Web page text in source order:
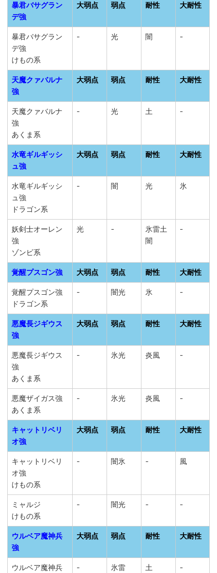
暴君バサグラン
デ強
大弱点 弱点 耐性 大耐性
暴君バサグラン
デ強
けもの系
- 光 闇 -
天魔クァバルナ
強
大弱点 弱点 耐性 大耐性
天魔クァバルナ
強
あくま系
- 光 土 -
水竜ギルギッシ
ュ強
大弱点 弱点 耐性 大耐性
水竜ギルギッシ
ュ強
ドラゴン系
- 闇 光 氷
妖剣士オーレン
強
ゾンビ系
光 -
氷雷土
闇
-
覚醒プスゴン強 大弱点 弱点 耐性 大耐性
覚醒プスゴン強
ドラゴン系
- 闇光 氷 -
悪魔長ジギウス
強
大弱点 弱点 耐性 大耐性
悪魔長ジギウス
強
あくま系
- 氷光 炎風 -
悪魔ザイガス強
あくま系
- 氷光 炎風 -
キャットリベリ
オ強
大弱点 弱点 耐性 大耐性
キャットリベリ
オ強
けもの系
- 闇氷 - 風
ミャルジ
けもの系
- 闇光 - -
ウルベア魔神兵
強
大弱点 弱点 耐性 大耐性
ウルベア魔神兵 - 氷雷 土 -